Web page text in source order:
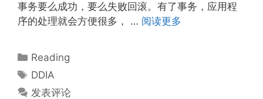
事务要么成功，要么失败回滚。有了事务，应用程
序的处理就会方便很多， … 阅读更多
分
类
Reading
标
签
DDIA
发表评论